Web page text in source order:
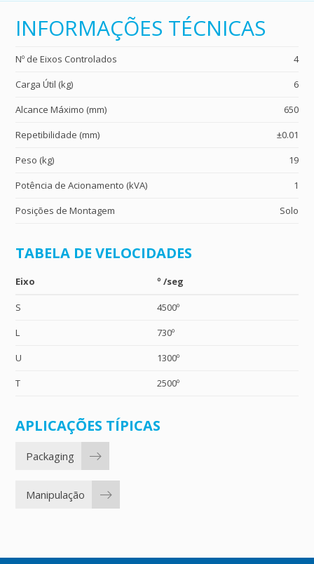
INFORMAÇÕES TÉCNICAS
Nº de Eixos Controlados
4
Carga Útil (kg)
6
Alcance Máximo (mm)
650
Repetibilidade (mm)
±0.01
Peso (kg)
19
Potência de Acionamento (kVA)
1
Posições de Montagem
Solo
TABELA DE VELOCIDADES
Eixo
S
L
U
T
º /seg
4500º
730º
1300º
2500º
APLICAÇÕES TÍPICAS
Packaging
Manipulação